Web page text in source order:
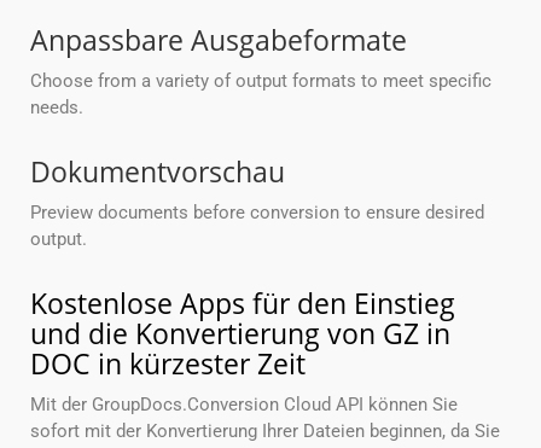
Anpassbare Ausgabeformate
Choose from a variety of output formats to meet specific
needs.
Dokumentvorschau
Preview documents before conversion to ensure desired
output.
Kostenlose Apps für den Einstieg
und die Konvertierung von GZ in
DOC in kürzester Zeit
Mit der GroupDocs.Conversion Cloud API können Sie
sofort mit der Konvertierung Ihrer Dateien beginnen, da Sie